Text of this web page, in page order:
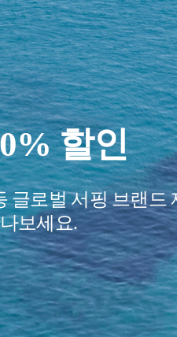
요?
행 필수품
어줄